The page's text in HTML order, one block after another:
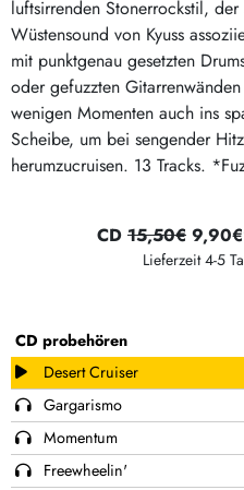
luftsirrenden Stonerrockstil,
Wüstensound von Kyuss
mit punktgenau gesetzten
oder gefuzzten
wenigen Momenten auch ins
Scheibe, um bei sengender
herumzucruisen. 13 Tracks.
CD probehören
Desert Cruiser
Gargarismo
Momentum
Freewheelin'
CD 15,50€
Lieferzeit 4-5